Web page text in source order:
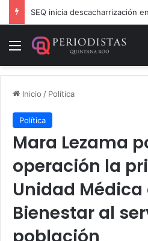
Menú
Inicio / Política
Política
Mara Lezama
operación la
Unidad Médica
Bienestar al
población